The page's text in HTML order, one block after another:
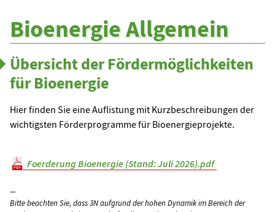
Bioenergie Allgemein
Übersicht der Fördermöglichkeiten
für Bioenergie
Hier finden Sie eine Auflistung mit Kurzbeschreibungen der
wichtigsten Förderprogramme für Bioenergieprojekte.
Foerderung Bioenergie (Stand: Juli 2026).pdf
Bitte beachten Sie, dass 3N aufgrund der hohen Dynamik im Bereich der